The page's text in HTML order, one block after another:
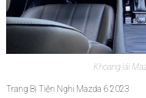
Khoang lái
Trang Bị Tiện Nghi Mazda 6 2023